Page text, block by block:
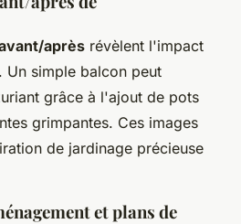
après révèlent l'impact
Un simple balcon peut
grâce à l'ajout de pots
grimpantes. Ces images
de jardinage précieuse
et plans de